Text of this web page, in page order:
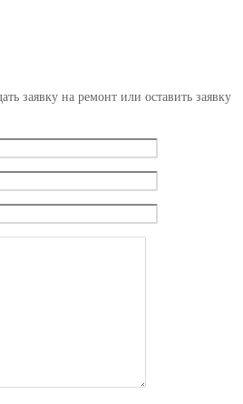
заявку на ремонт или оставить заявку